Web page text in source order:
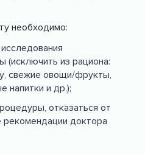
необходимо:
(исключить из рациона:
свежие овощи/фрукты,
напитки и др.);
отказаться от
рекомендации доктора